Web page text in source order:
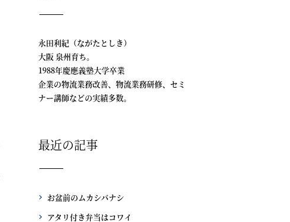
永田利紀（ながたとしき）
大阪 泉州育ち。
1988年慶應義塾大学卒業
企業の物流業務改善、物流業務研修、セミ
ナー講師などの実績多数。
最近の記事
お盆前のムカシバナシ
アタリ付き弁当はコワイ